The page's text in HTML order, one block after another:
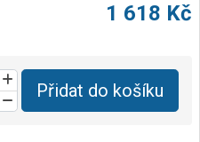
1 618 Kč
Přidat do košíku